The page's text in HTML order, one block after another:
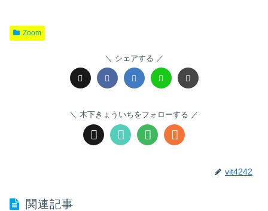
Zoom
シェアする
木下きょういちをフォローする
vit4242
関連記事